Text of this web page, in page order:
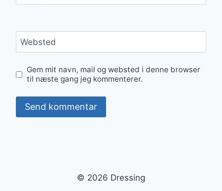
Websted
Gem mit navn, mail og websted i denne browser
til næste gang jeg kommenterer.
© 2026 Dressing